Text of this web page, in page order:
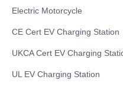
Electric Motorcycle
CE Cert EV Charging Station
UKCA Cert EV Charging
UL EV Charging Station